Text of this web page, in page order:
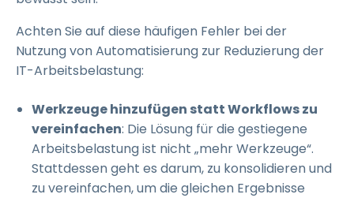
Achten Sie auf diese häufigen Fehler bei der
Nutzung von Automatisierung zur Reduzierung der
IT-Arbeitsbelastung:
Werkzeuge hinzufügen statt Workflows zu
vereinfachen: Die Lösung für die gestiegene
Arbeitsbelastung ist nicht „mehr Werkzeuge“.
Stattdessen geht es darum, zu konsolidieren und
zu vereinfachen, um die gleichen Ergebnisse